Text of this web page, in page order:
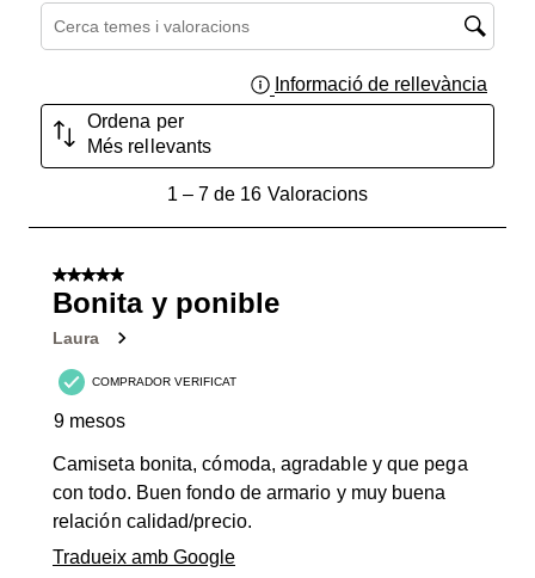
Cerca temes i valoracions regió de cerca
Informació de rellevància
Ordena per
Més rellevants
Valoracions.
1– 7 de 16 Valoracions
5 de 5 estrelles.
Bonita y ponible
Laura
COMPRADOR VERIFICAT
9 mesos
Camiseta bonita, cómoda, agradable y que pega
con todo. Buen fondo de armario y muy buena
relación calidad/precio.
Tradueix amb Google